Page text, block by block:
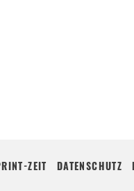
ZEIT DATENSCHUTZ